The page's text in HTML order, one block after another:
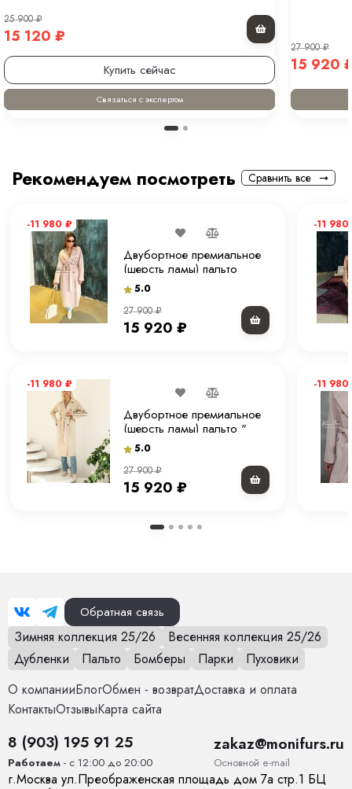
25 900₽
15 120 ₽
Купить сейчас
Связаться с экспертом
27 900₽
15 920
Рекомендуем посмотреть Сравнить все
-11 980 ₽
Двубортное премиальное
(шерсть ламы) пальто
"экрю" 120 см.
5.0
27 900₽
15 920 ₽
-11 980 ₽
Двубортное премиальное
(шерсть ламы) пальто "
молочное" 120 см.
5.0
27 900₽
15 920 ₽
-11 980
-11 980
Обратная связь
Зимняя коллекция 25/26
Весенняя коллекция 25/26
Дубленки
Пальто Бомберы Парки
Пуховики
О компанииБлогОбмен - возвратДоставка и оплата
КонтактыОтзывыКарта сайта
8 (903) 195 91 25
Работаем - с 12:00 до 20:00
zakaz@monifurs.ru
Основной е-mail
г.Москва ул.Преображенская площадь дом 7а стр.1 БЦ